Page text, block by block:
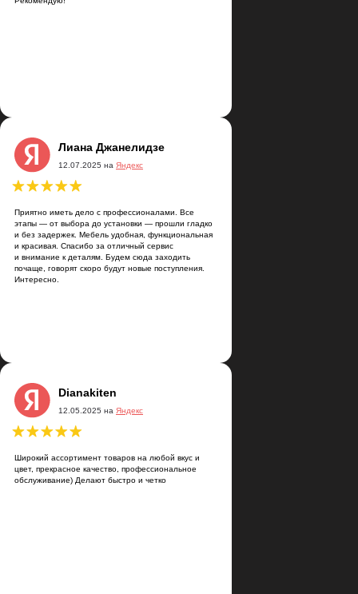
Лиана Джанелидзе
Приятно иметь дело с профессионалами. Все
этапы — от выбора до установки — прошли гладко
и без задержек. Мебель удобная, функциональная
и красивая. Спасибо за отличный сервис
и внимание к деталям. Будем сюда заходить
почаще, говорят скоро будут новые поступления.
Интересно.
12.07.2025 на Яндекс
Dianakiten
Широкий ассортимент товаров на любой вкус и
цвет, прекрасное качество, профессиональное
обслуживание) Делают быстро и четко
12.05.2025 на Яндекс
товаров на любой вкус и
качество, профессиональное
Делают быстро и четко